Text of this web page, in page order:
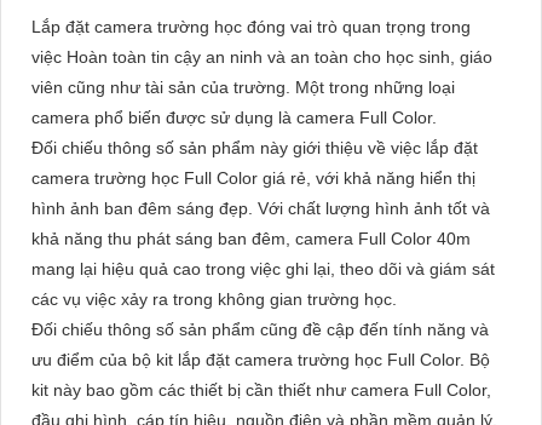
Lắp đặt camera trường học đóng vai trò quan trọng trong
việc Hoàn toàn tin cậy an ninh và an toàn cho học sinh, giáo
viên cũng như tài sản của trường. Một trong những loại
camera phổ biến được sử dụng là camera Full Color.
Đối chiếu thông số sản phẩm này giới thiệu về việc lắp đặt
camera trường học Full Color giá rẻ, với khả năng hiển thị
hình ảnh ban đêm sáng đẹp. Với chất lượng hình ảnh tốt và
khả năng thu phát sáng ban đêm, camera Full Color 40m
mang lại hiệu quả cao trong việc ghi lại, theo dõi và giám sát
các vụ việc xảy ra trong không gian trường học.
Đối chiếu thông số sản phẩm cũng đề cập đến tính năng và
ưu điểm của bộ kit lắp đặt camera trường học Full Color. Bộ
kit này bao gồm các thiết bị cần thiết như camera Full Color,
đầu ghi hình, cáp tín hiệu, nguồn điện và phần mềm quản lý.